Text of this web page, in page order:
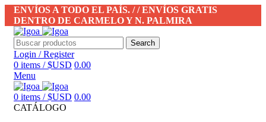
ENVÍOS A TODO EL PAÍS. / / ENVÍOS GRATIS
DENTRO DE CARMELO Y N. PALMIRA
Search
Login / Register
0 items / $USD 0.00
Menu
0 items / $USD 0.00
CATÁLOGO